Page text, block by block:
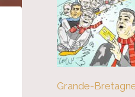
Grande-